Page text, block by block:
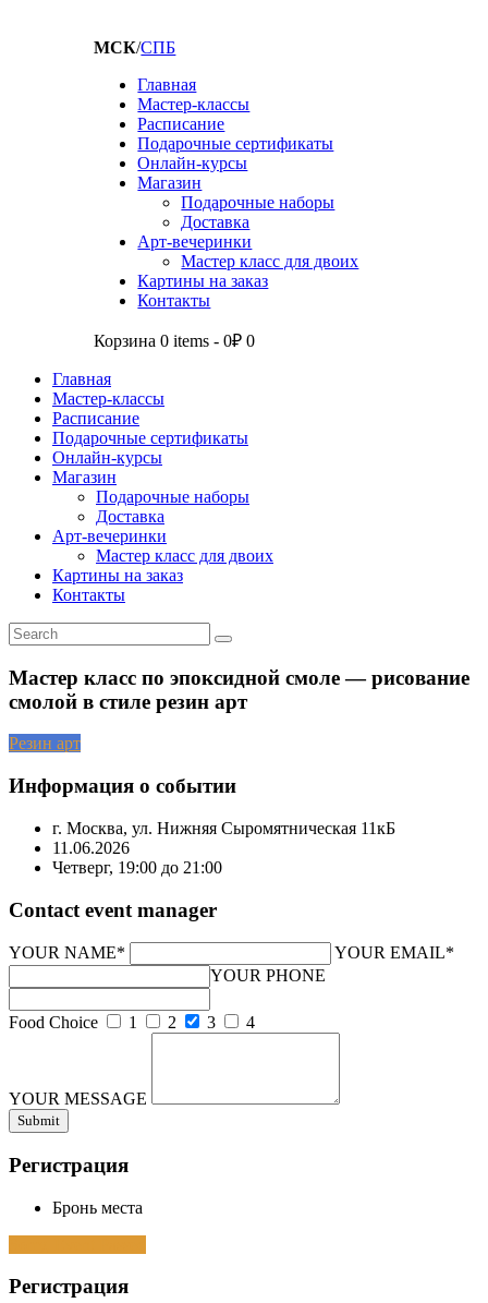
МСК/СПБ
Главная
Мастер-классы
Расписание
Подарочные сертификаты
Онлайн-курсы
Магазин
Подарочные наборы
Доставка
Арт-вечеринки
Мастер класс для двоих
Картины на заказ
Контакты
Корзина 0 items -0₽ 0
Главная
Мастер-классы
Расписание
Подарочные сертификаты
Онлайн-курсы
Магазин
Подарочные наборы
Доставка
Арт-вечеринки
Мастер класс для двоих
Картины на заказ
Контакты
Мастер класс по эпоксидной смоле — рисование
смолой в стиле резин арт
Резин арт
Информация о событии
г. Москва, ул. Нижняя Сыромятническая 11кБ
11.06.2026
Четверг, 19:00 до 21:00
Contact event manager
YOUR NAME*
YOUR EMAIL*
YOUR PHONE
Food Choice 1 2 3 4
YOUR MESSAGE
Регистрация
Бронь места
Регистрация